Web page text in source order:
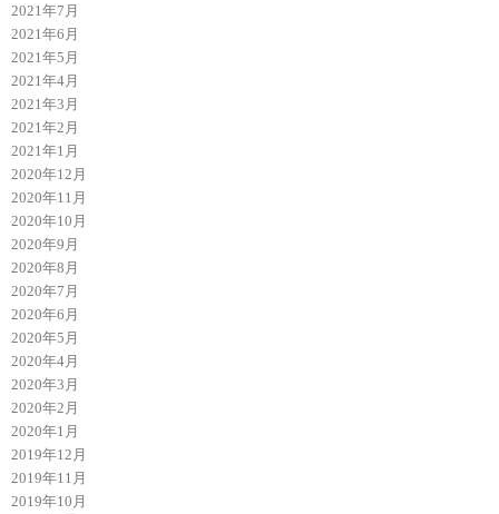
2021年7月
2021年6月
2021年5月
2021年4月
2021年3月
2021年2月
2021年1月
2020年12月
2020年11月
2020年10月
2020年9月
2020年8月
2020年7月
2020年6月
2020年5月
2020年4月
2020年3月
2020年2月
2020年1月
2019年12月
2019年11月
2019年10月